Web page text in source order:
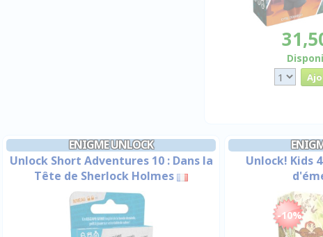
ENIGME UNLOCK
Unlock Short Adventures 10 : Dans la
Tête de Sherlock Holmes
Unlock! Kids
-10%